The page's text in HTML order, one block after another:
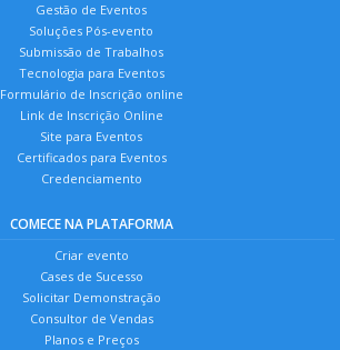
Gestão de Eventos
Soluções Pós-evento
Submissão de Trabalhos
Tecnologia para Eventos
Formulário de Inscrição online
Link de Inscrição Online
Site para Eventos
Certificados para Eventos
Credenciamento
COMECE NA PLATAFORMA
Criar evento
Cases de Sucesso
Solicitar Demonstração
Consultor de Vendas
Planos e Preços